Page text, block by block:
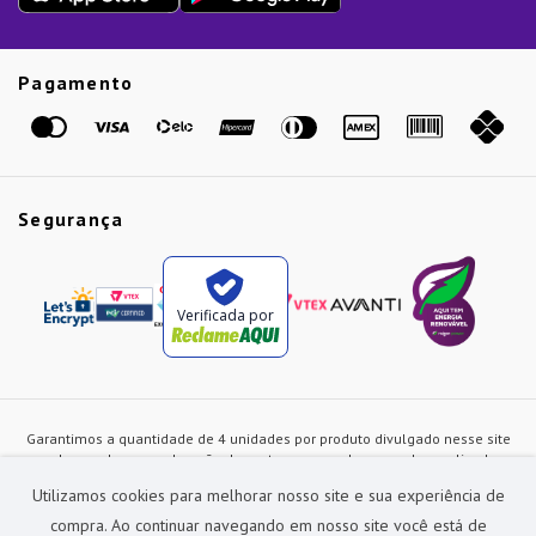
Utilizamos cookies para melhorar nosso site e sua experiência de
compra. Ao continuar navegando em nosso site você está de
Pagamento
Segurança
Verificada por
Garantimos a quantidade de 4 unidades por produto divulgado nesse site
ou de acordo com a duração dos estoques, sendo as vendas realizadas
alterados a qualquer instante sem prévia comunicação e são exclusivos
para a loja virtual, não restando nenhuma obrigação de prática similar nas